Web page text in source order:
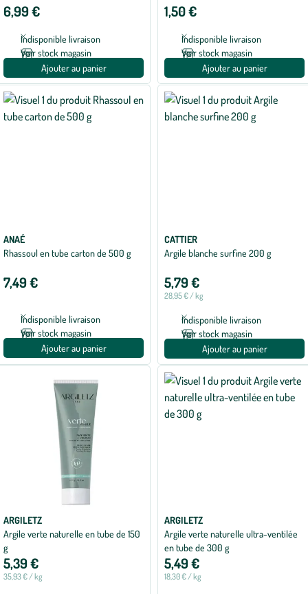
6,99 €
Indisponible livraison
Voir stock magasin
Ajouter au panier
1,50 €
Indisponible livraison
Voir stock magasin
Ajouter au panier
ANAÉ
Rhassoul en tube carton de 500 g
7,49 €
Indisponible livraison
Voir stock magasin
Ajouter au panier
CATTIER
Argile blanche surfine 200 g
5,79 €
28,95 € / kg
Indisponible livraison
Voir stock magasin
Ajouter au panier
ARGILETZ
Argile verte naturelle en tube de 150
g
5,39 €
35,93 € / kg
ARGILETZ
Argile verte naturelle ultra-ventilée
en tube de 300 g
5,49 €
18,30 € / kg